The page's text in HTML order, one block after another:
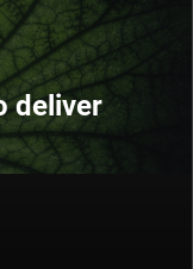
deliver